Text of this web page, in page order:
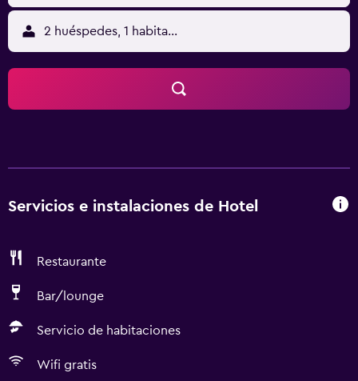
cocina italiana, asiática y europea en The Market Place o, si
lo prefieren, probar Takegawa, que ofrece platos
japoneses. Entre las opciones para comer o cenar en el
hotel tiene a su disposción La Moda y New Asia
Teppanyaki. En el establecimiento también hay otras
opciones de restauración. Asimismo, desde Tayih Landis
personal del mostrador turístico estará a tu disposición
Tainan.
2 huéspedes, 1 habitación
Servicios e instalaciones de Hotel
Restaurante
Bar/lounge
Servicio de habitaciones
Wifi gratis